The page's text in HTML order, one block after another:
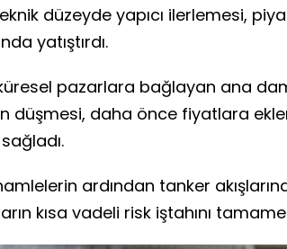
düzeyde yapıcı ilerlemesi,
yatıştırdı.
pazarlara bağlayan ana
düşmesi, daha önce fiyatlara
ardından tanker
kısa vadeli risk iştahını